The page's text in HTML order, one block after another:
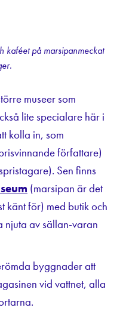
kaféet på marsipanmeckat
museer som
lite specialare här i
kolla in, som
författare)
Sen finns
(marsipan är det
känt för) med butik och
njuta av sällan-varan
byggnader att
vid vattnet, alla